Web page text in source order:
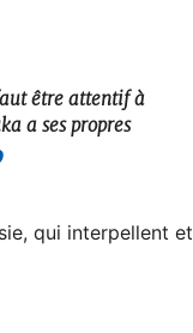
être attentif à
a ses propres
qui interpellent et